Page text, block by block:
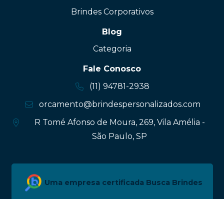
Brindes Corporativos
Blog
Categoria
Fale Conosco
(11) 94781-2938
orcamento@brindespersonalizados.com
R Tomé Afonso de Moura, 269, Vila Amélia -
São Paulo, SP
Uma empresa certificada Busca Brindes